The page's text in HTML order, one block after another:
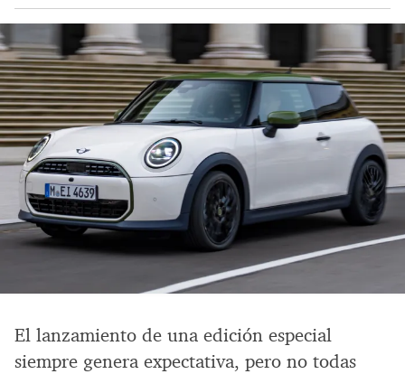
El lanzamiento de una edición especial
siempre genera expectativa, pero no todas